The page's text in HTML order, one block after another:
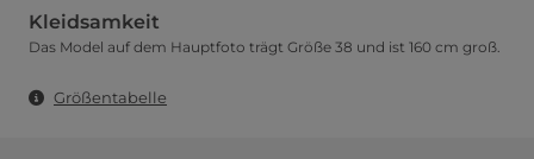
Kleidsamkeit
Das Model auf dem Hauptfoto trägt Größe 38 und ist 160 cm groß.
Größentabelle